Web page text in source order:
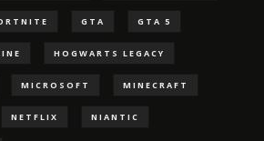
GTA GTA 5
HOGWARTS LEGACY
MICROSOFT MINECRAFT
NETFLIX NIANTIC